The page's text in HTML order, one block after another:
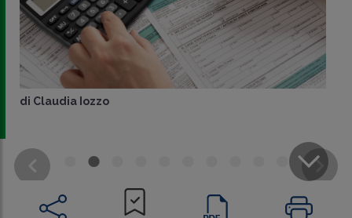
CONDIVIDI
di Claudia Iozzo